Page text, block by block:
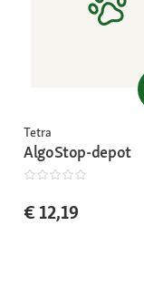
Tetra
AlgoStop-depot
€ 12,19